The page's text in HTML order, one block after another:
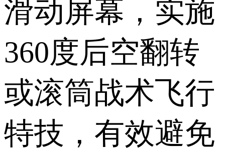
滑动屏幕，实施
360度后空翻转
或滚筒战术飞行
特技，有效避免